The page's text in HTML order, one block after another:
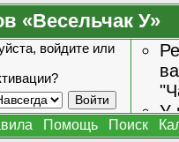
«Весельчак У»
войдите или
У
Помощь Поиск